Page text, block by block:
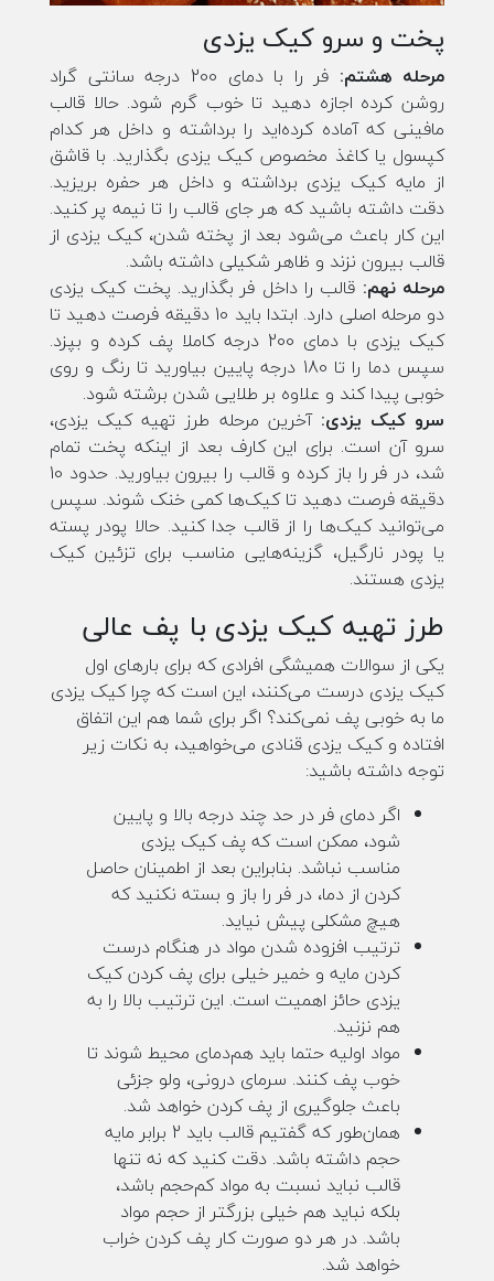
پخت و سرو کیک یزدی
مرحله هشتم:
فر را با دمای 200 درجه سانتی گراد
روشن کرده اجازه دهید تا خوب گرم شود. حالا قالب
مافینی که آماده کرده‌اید را برداشته و داخل هر کدام
کپسول یا کاغذ مخصوص کیک یزدی بگذارید. با قاشق
از مایه کیک یزدی برداشته و داخل هر حفره بریزید.
دقت داشته باشید که هر جای قالب را تا نیمه پر کنید.
این کار باعث می‌شود بعد از پخته شدن، کیک یزدی از
قالب بیرون نزند و ظاهر شکیلی داشته باشد.
مرحله نهم: قالب را داخل فر بگذارید. پخت کیک یزدی
دو مرحله اصلی دارد. ابتدا باید 10 دقیقه فرصت دهید تا
کیک یزدی با دمای 200 درجه کاملا پف کرده و بپزد.
سپس دما را تا 180 درجه پایین بیاورید تا رنگ و روی
خوبی پیدا کند و علاوه بر طلایی شدن برشته شود.
سرو کیک یزدی: آخرین مرحله طرز تهیه کیک یزدی،
سرو آن است. برای این کارف بعد از اینکه پخت تمام
شد، در فر را باز کرده و قالب را بیرون بیاورید. حدود 10
دقیقه فرصت دهید تا کیک‌ها کمی خنک شوند. سپس
می‌توانید کیک‌ها را از قالب جدا کنید. حالا پودر پسته
یا پودر نارگیل، گزینه‌هایی مناسب برای تزئین کیک
یزدی هستند.
طرز تهیه کیک یزدی با پف عالی
یکی از سوالات همیشگی افرادی که برای بارهای اول
کیک یزدی درست می‌کنند، این است که چرا کیک یزدی
ما به خوبی پف نمی‌کند؟ اگر برای شما هم این اتفاق
افتاده و کیک یزدی قنادی می‌خواهید، به نکات زیر
توجه داشته باشید:
اگر دمای فر در حد چند درجه بالا و پایین
شود، ممکن است که پف کیک یزدی
مناسب نباشد. بنابراین بعد از اطمینان حاصل
کردن از دما، در فر را باز و بسته نکنید که
هیچ مشکلی پیش نیاید.
ترتیب افزوده شدن مواد در هنگام درست
کردن مایه و خمیر خیلی برای پف کردن کیک
یزدی حائز اهمیت است. این ترتیب بالا را به
هم نزنید.
مواد اولیه حتما باید هم‌دمای محیط شوند تا
خوب پف کنند. سرمای درونی، ولو جزئی
باعث جلوگیری از پف کردن خواهد شد.
همان‌طور که گفتیم قالب باید 2 برابر مایه
حجم داشته باشد. دقت کنید که نه تنها
قالب نباید نسبت به مواد کم‌حجم باشد،
بلکه نباید هم خیلی بزرگتر از حجم مواد
باشد. در هر دو صورت کار پف کردن خراب
خواهد شد.